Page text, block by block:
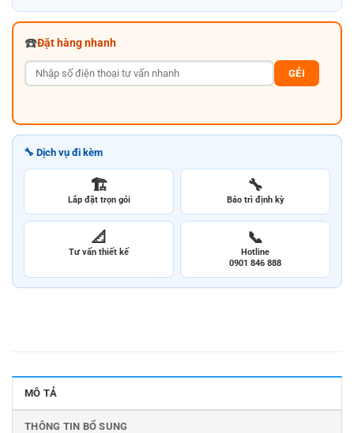
☎️Đặt hàng nhanh
GẺI
🔧 Dịch vụ đi kèm
🏗️
Lắp đặt trọn gói
🔧
Bảo trì định kỳ
📐
Tư vấn thiết kế
📞
Hotline
0901 846 888
MÔ TẢ
THÔNG TIN BỔ SUNG